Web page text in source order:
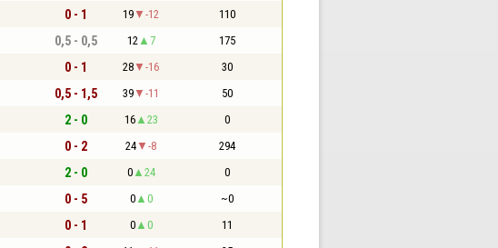
0 - 1 19 -12 110
0,5 - 0,5 12 7 175
0 - 1 28 -16 30
0,5 - 1,5 39 -11 50
2 - 0 16 23 0
0 - 2 24 -8 294
2 - 0 0 24 0
0 - 5 0 0 ~0
0 - 1 0 0 11